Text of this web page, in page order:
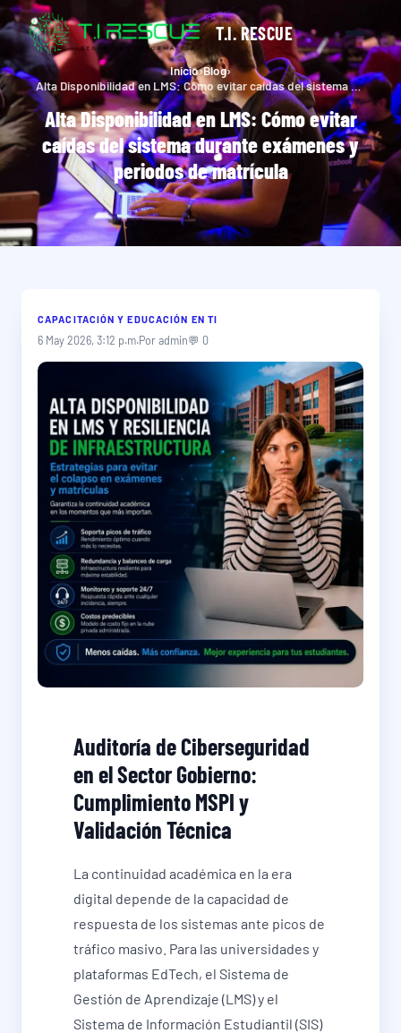
T.I. RESCUE
Inicio›Blog›
Alta Disponibilidad en LMS: Cómo evitar caídas del sistema durante exámenes y periodos de matrícula
Alta Disponibilidad en LMS: Cómo evitar
caídas del sistema durante exámenes y
periodos de matrícula
CAPACITACIÓN Y EDUCACIÓN EN TI
6 May 2026, 3:12 p.m.Por admin💬 0
Auditoría de Ciberseguridad
en el Sector Gobierno:
Cumplimiento MSPI y
Validación Técnica
La continuidad académica en la era
digital depende de la capacidad de
respuesta de los sistemas ante picos de
tráfico masivo. Para las universidades y
plataformas EdTech, el Sistema de
Gestión de Aprendizaje (LMS) y el
Sistema de Información Estudiantil (SIS)